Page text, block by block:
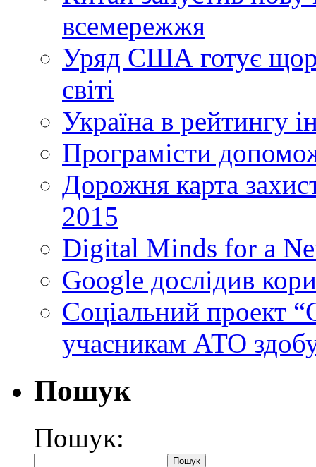
всемережжя
Уряд США готує
світі
Україна в рейтингу
Програмісти
Дорожня карта
2015
Digital Minds for a
Google дослідив
Cоціальний проект
учасникам АТО
Пошук
Пошук: